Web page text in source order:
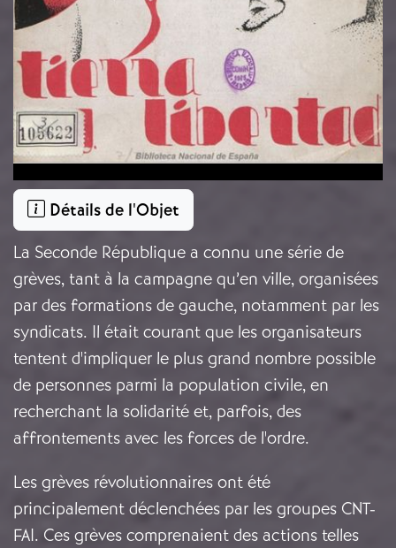
Détails de l'Objet
La Seconde République a connu une série de
grèves, tant à la campagne qu’en ville, organisées
par des formations de gauche, notamment par les
syndicats. Il était courant que les organisateurs
tentent d'impliquer le plus grand nombre possible
de personnes parmi la population civile, en
recherchant la solidarité et, parfois, des
affrontements avec les forces de l'ordre.
Les grèves révolutionnaires ont été
principalement déclenchées par les groupes CNT-
FAI. Ces grèves comprenaient des actions telles